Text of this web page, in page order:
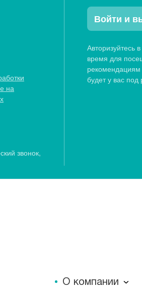
на
звонок,
Войти и
Авторизуйтесь
время для
рекомендациям
будет у вас под
О компании